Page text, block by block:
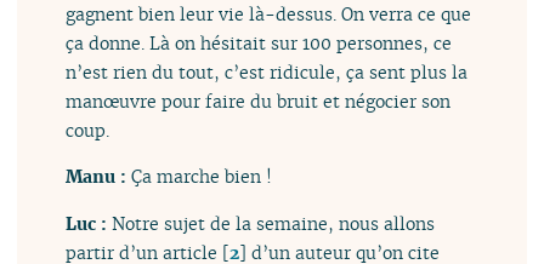
gagnent bien leur vie là-dessus. On verra ce que
ça donne. Là on hésitait sur 100 personnes, ce
n’est rien du tout, c’est ridicule, ça sent plus la
manœuvre pour faire du bruit et négocier son
coup.
Manu :Ça marche bien !
Luc :Notre sujet de la semaine, nous allons
partir d’un article [2] d’un auteur qu’on cite